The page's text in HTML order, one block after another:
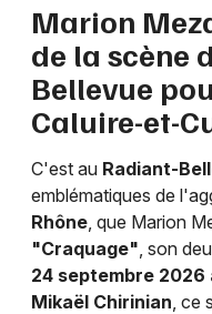
Newsletter des
Artistes en tournée
Actus à Lyon
Magazine à Lyon
Marion
de la scène
Bellevue
Caluire-et-
C'est au Radiant-
emblématiques de
Rhône, que Marion
"Craquage", son
24 septembre 2026
Mikaël Chirinian, ce